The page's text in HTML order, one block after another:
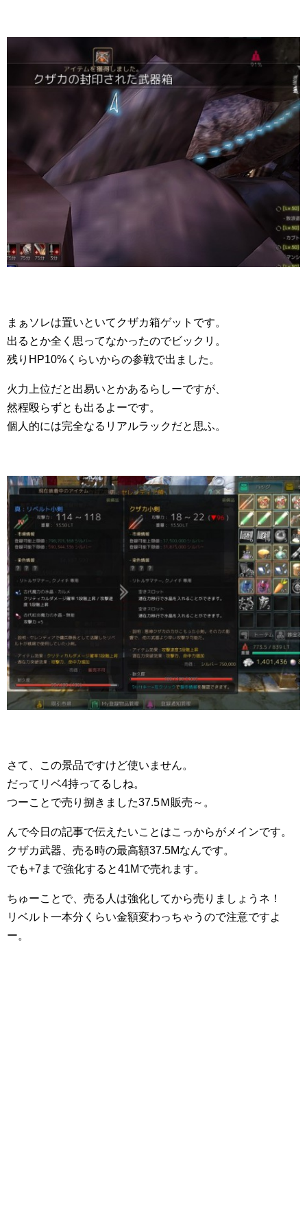
まぁソレは置いといてクザカ箱ゲットです。
出るとか全く思ってなかったのでビックリ。
残りHP10%くらいからの参戦で出ました。
火力上位だと出易いとかあるらしーですが、
然程殴らずとも出るよーです。
個人的には完全なるリアルラックだと思ふ。
さて、この景品ですけど使いません。
だってリベ4持ってるしね。
つーことで売り捌きました37.5Ｍ販売～。
んで今日の記事で伝えたいことはこっからがメインです。
クザカ武器、売る時の最高額37.5Mなんです。
でも+7まで強化すると41Mで売れます。
ちゅーことで、売る人は強化してから売りましょうネ！
リベルト一本分くらい金額変わっちゃうので注意ですよ
ー。